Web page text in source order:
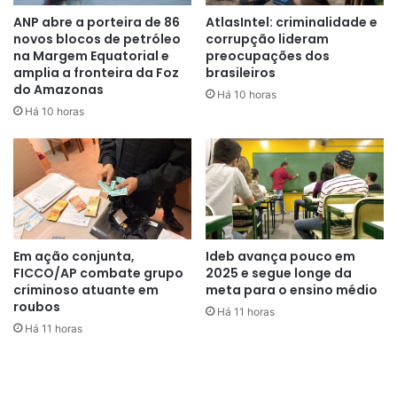
ANP abre a porteira de 86
novos blocos de petróleo
na Margem Equatorial e
amplia a fronteira da Foz
do Amazonas
Há 10 horas
AtlasIntel: criminalidade e
corrupção lideram
preocupações dos
brasileiros
Há 10 horas
Em ação conjunta,
FICCO/AP combate grupo
criminoso atuante em
roubos
Há 11 horas
Ideb avança pouco em
2025 e segue longe da
meta para o ensino médio
Há 11 horas